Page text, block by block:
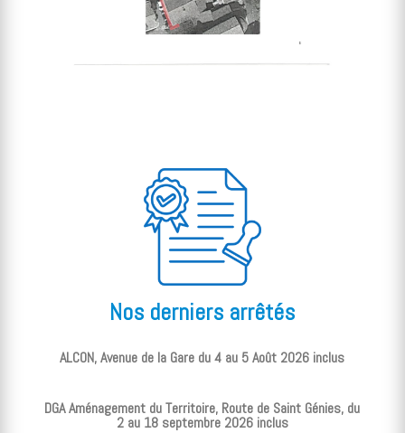
Nos derniers arrêtés
ALCON, Avenue de la Gare du 4 au 5 Août 2026 inclus
DGA Aménagement du Territoire, Route de Saint Génies, du
2 au 18 septembre 2026 inclus